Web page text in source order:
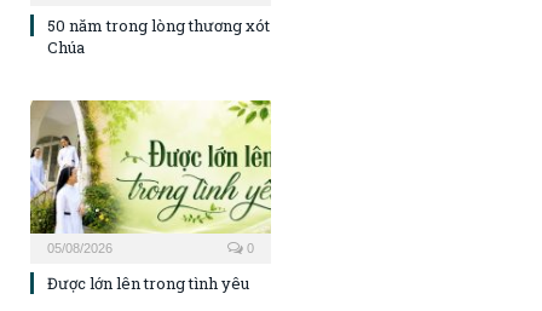
50 năm trong lòng thương xót
Chúa
05/08/2026 0
Được lớn lên trong tình yêu